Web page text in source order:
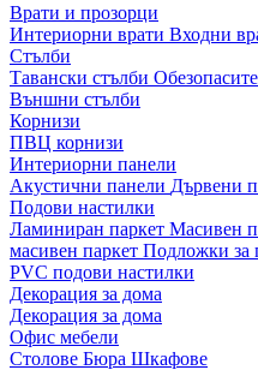
Врати и прозорци
Интериорни врати Входни
Стълби
Тавански стълби
Външни стълби
Корнизи
ПВЦ корнизи
Интериорни панели
Акустични панели Дървени
Подови настилки
Ламиниран паркет Масивен
масивен паркет Подложки за
PVC подови настилки
Декорация за дома
Декорация за дома
Офис мебели
Столове Бюра Шкафове